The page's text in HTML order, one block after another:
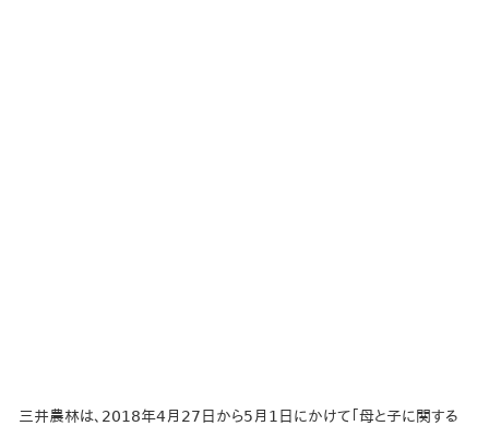
三井農林は、2018年4月27日から5月1日にかけて「母と子に関する